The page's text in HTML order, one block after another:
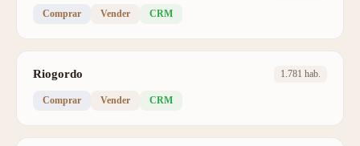
Comprar Vender CRM
Riogordo 1.781 hab.
Comprar Vender CRM